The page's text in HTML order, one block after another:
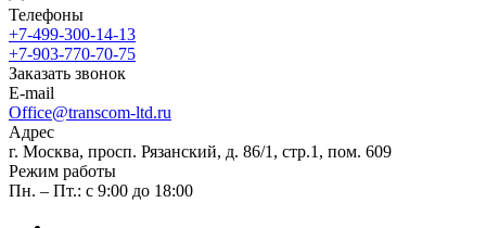
Телефоны
+7-499-300-14-13
+7-903-770-70-75
Заказать звонок
E-mail
Office@transcom-ltd.ru
Адрес
г. Москва, просп. Рязанский, д. 86/1, стр.1, пом. 609
Режим работы
Пн. – Пт.: с 9:00 до 18:00